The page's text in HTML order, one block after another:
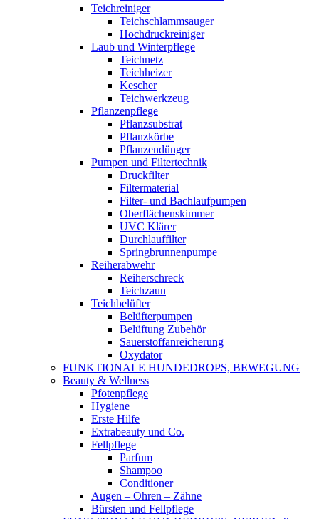
Teichreiniger
Teichschlammsauger
Hochdruckreiniger
Laub und Winterpflege
Teichnetz
Teichheizer
Kescher
Teichwerkzeug
Pflanzenpflege
Pflanzsubstrat
Pflanzkörbe
Pflanzendünger
Pumpen und Filtertechnik
Druckfilter
Filtermaterial
Filter- und Bachlaufpumpen
Oberflächenskimmer
UVC Klärer
Durchlauffilter
Springbrunnenpumpe
Reiherabwehr
Reiherschreck
Teichzaun
Teichbelüfter
Belüfterpumpen
Belüftung Zubehör
Sauerstoffanreicherung
Oxydator
FUNKTIONALE HUNDEDROPS, BEWEGUNG
Beauty & Wellness
Pfotenpflege
Hygiene
Erste Hilfe
Extrabeauty und Co.
Fellpflege
Parfum
Shampoo
Conditioner
Augen – Ohren – Zähne
Bürsten und Fellpflege